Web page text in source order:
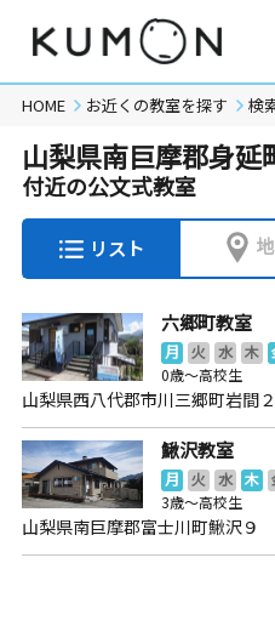
HOME お近くの教室を探す 検
山梨県南巨摩郡身延
付近の公文式教室
リスト
六郷町教室
月 火 水 木
0歳～高校生
山梨県西八代郡市川三郷町岩間
鰍沢教室
月 火 水 木
3歳～高校生
山梨県南巨摩郡富士川町鰍沢９